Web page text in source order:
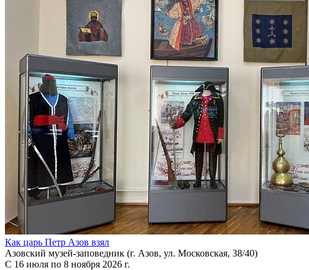
Как царь Петр Азов взял
Азовский музей-заповедник (г. Азов, ул. Московская, 38/40)
С 16 июля по 8 ноября 2026 г.